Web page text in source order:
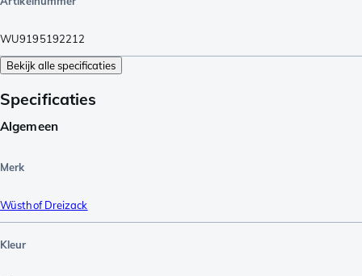
WU9195192212
Bekijk alle specificaties
Specificaties
Algemeen
Merk
Wüsthof Dreizack
Kleur